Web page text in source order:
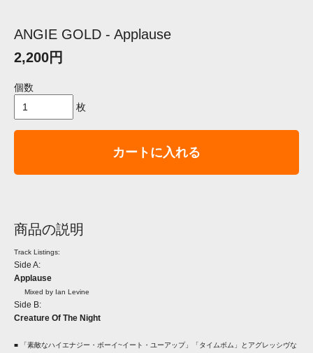
ANGIE GOLD - Applause
2,200円
個数
枚
カートに入れる
商品の説明
Track Listings:
Side A:
Applause
Mixed by Ian Levine
Side B:
Creature Of The Night
■ 「素敵なハイエナジー・ボーイ~イート・ユーアップ」「タイムボム」とアグレッシヴな